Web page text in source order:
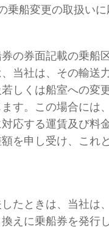
乗船変更の取扱い
の券面記載の乗船
当社は、その輸送
しくは船室への変
す。この場合には
応する運賃及び料
を申し受け、これ
たときは、当社は
えに乗船券を発行